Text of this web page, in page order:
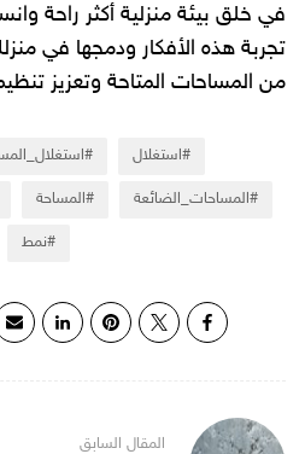
في خلق بيئة منزلية أكثر راحة
تجربة هذه الأفكار ودمجها في
من المساحات المتاحة وتعزيز
استغلال
المساحات_الضائعة المساحة
نمط